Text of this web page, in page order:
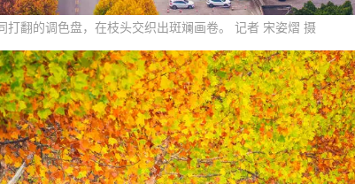
打翻的调色盘，在枝头交织出斑斓画卷。 记者 宋姿熠 摄